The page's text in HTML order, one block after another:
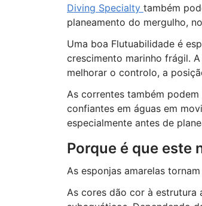
Diving Specialty também
planeamento do mergulho,
Uma boa Flutuabilidade é
crescimento marinho frágil. A
melhorar o controlo, a
As correntes também
confiantes em águas em
especialmente antes de
Porque é que este
As esponjas amarelas
As cores dão cor à